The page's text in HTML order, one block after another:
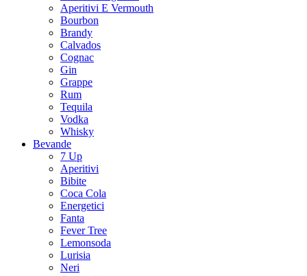
Aperitivi E Vermouth
Bourbon
Brandy
Calvados
Cognac
Gin
Grappe
Rum
Tequila
Vodka
Whisky
Bevande
7 Up
Aperitivi
Bibite
Coca Cola
Energetici
Fanta
Fever Tree
Lemonsoda
Lurisia
Neri